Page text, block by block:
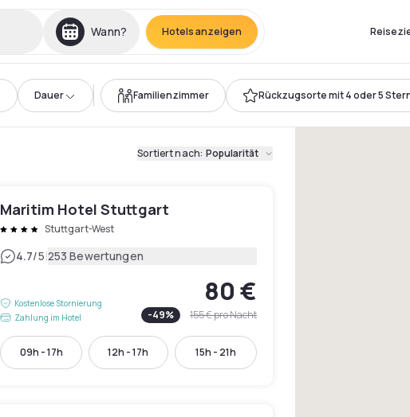
Wann? Hotels anzeigen
Dauer Familienzimmer Rückzugsorte mit 4 oder 5
Sortiert nach: Popularität
Maritim Hotel Stuttgart
Stuttgart-West
4.7/5|253 Bewertungen
Kostenlose Stornierung
Zahlung im Hotel
80 €
-49% 155 €pro Nacht
09h - 17h 12h - 17h 15h - 21h